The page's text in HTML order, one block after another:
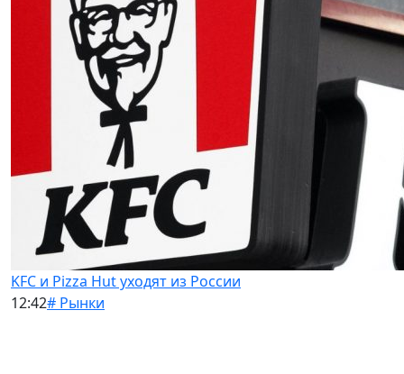
KFC и Pizza Hut уходят из России
12:42# Рынки